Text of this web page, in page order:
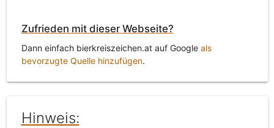
Zufrieden mit dieser Webseite?
Dann einfach bierkreiszeichen.at auf Google als
bevorzugte Quelle hinzufügen.
Hinweis: